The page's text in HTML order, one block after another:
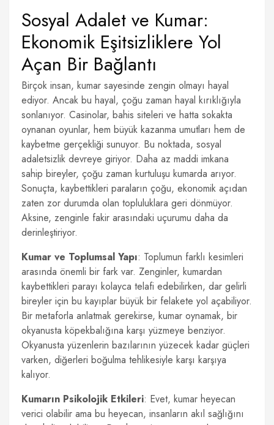
Sosyal Adalet ve Kumar:
Ekonomik Eşitsizliklere Yol
Açan Bir Bağlantı
Birçok insan, kumar sayesinde zengin olmayı hayal
ediyor. Ancak bu hayal, çoğu zaman hayal kırıklığıyla
sonlanıyor. Casinolar, bahis siteleri ve hatta sokakta
oynanan oyunlar, hem büyük kazanma umutları hem de
kaybetme gerçekliği sunuyor. Bu noktada, sosyal
adaletsizlik devreye giriyor. Daha az maddi imkana
sahip bireyler, çoğu zaman kurtuluşu kumarda arıyor.
Sonuçta, kaybettikleri paraların çoğu, ekonomik açıdan
zaten zor durumda olan topluluklara geri dönmüyor.
Aksine, zenginle fakir arasındaki uçurumu daha da
derinleştiriyor.
Kumar ve Toplumsal Yapı: Toplumun farklı kesimleri
arasında önemli bir fark var. Zenginler, kumardan
kaybettikleri parayı kolayca telafi edebilirken, dar gelirli
bireyler için bu kayıplar büyük bir felakete yol açabiliyor.
Bir metaforla anlatmak gerekirse, kumar oynamak, bir
okyanusta köpekbalığına karşı yüzmeye benziyor.
Okyanusta yüzenlerin bazılarının yüzecek kadar güçleri
varken, diğerleri boğulma tehlikesiyle karşı karşıya
kalıyor.
Kumarın Psikolojik Etkileri: Evet, kumar heyecan
verici olabilir ama bu heyecan, insanların akıl sağlığını